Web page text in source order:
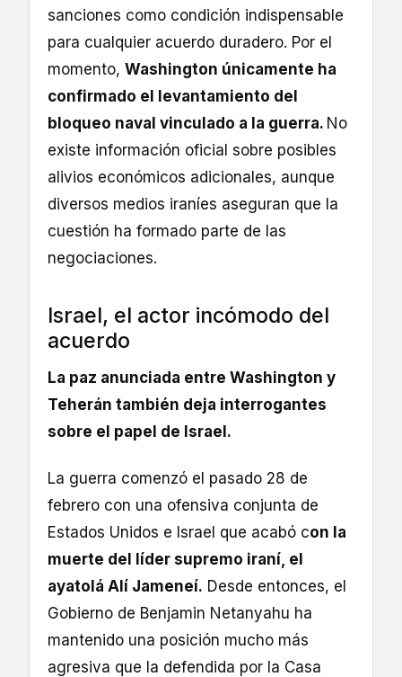
sanciones como condición indispensable
para cualquier acuerdo duradero. Por el
momento, Washington únicamente ha
confirmado el levantamiento del
bloqueo naval vinculado a la guerra. No
existe información oficial sobre posibles
alivios económicos adicionales, aunque
diversos medios iraníes aseguran que la
cuestión ha formado parte de las
negociaciones.
Israel, el actor incómodo del
acuerdo
La paz anunciada entre Washington y
Teherán también deja interrogantes
sobre el papel de Israel.
La guerra comenzó el pasado 28 de
febrero con una ofensiva conjunta de
Estados Unidos e Israel que acabó con la
muerte del líder supremo iraní, el
ayatolá Alí Jameneí. Desde entonces, el
Gobierno de Benjamin Netanyahu ha
mantenido una posición mucho más
agresiva que la defendida por la Casa